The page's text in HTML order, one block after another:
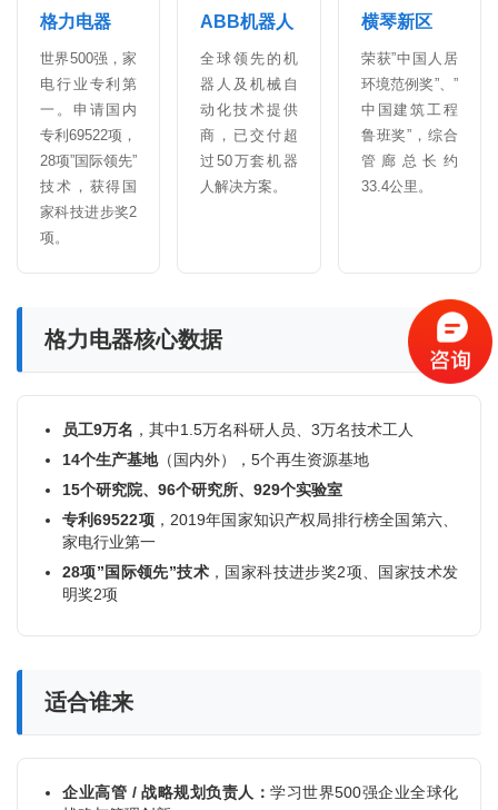
格力电器
世界500强，家
电行业专利第
一。申请国内
专利69522项，
28项”国际领先”
技术，获得国
家科技进步奖2
项。
ABB机器人
全球领先的机
器人及机械自
动化技术提供
商，已交付超
过50万套机器
人解决方案。
横琴新区
荣获”中国人居
环境范例奖”、”
中国建筑工程
鲁班奖”，综合
管廊总长约
33.4公里。
格力电器核心数据
员工9万名 ，其中1.5万名科研人员、3万名技术工人
14个生产基地（国内外），5个再生资源基地
15个研究院、96个研究所、929个实验室
专利69522项，2019年国家知识产权局排行榜全国第六、
家电行业第一
28项”国际领先”技术 ，国家科技进步奖2项、国家技术发
明奖2项
适合谁来
企业高管 / 战略规划负责人： 学习世界500强企业全球化